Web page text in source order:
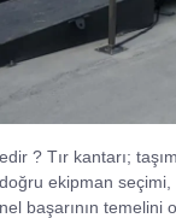
? Tır kantarı;
ekipman
başarının temelini